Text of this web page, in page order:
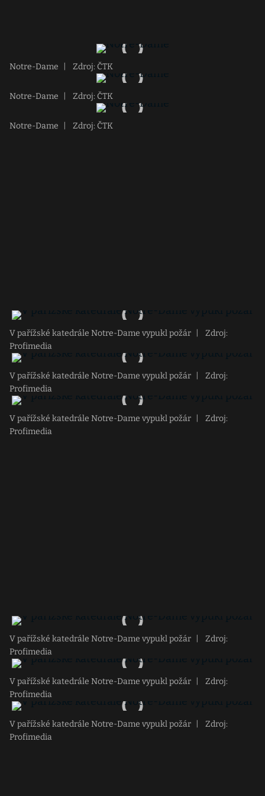
Notre-Dame Zdroj: ČTK
Notre-Dame Zdroj: ČTK
Notre-Dame Zdroj: ČTK
V pařížské katedrále Notre-Dame vypukl požár
Zdroj:
Profimedia
V pařížské katedrále Notre-Dame vypukl požár
Zdroj:
Profimedia
V pařížské katedrále Notre-Dame vypukl požár
Zdroj:
Profimedia
V pařížské katedrále Notre-Dame vypukl požár
Zdroj:
Profimedia
V pařížské katedrále Notre-Dame vypukl požár
Zdroj:
Profimedia
V pařížské katedrále Notre-Dame vypukl požár
Zdroj:
Profimedia